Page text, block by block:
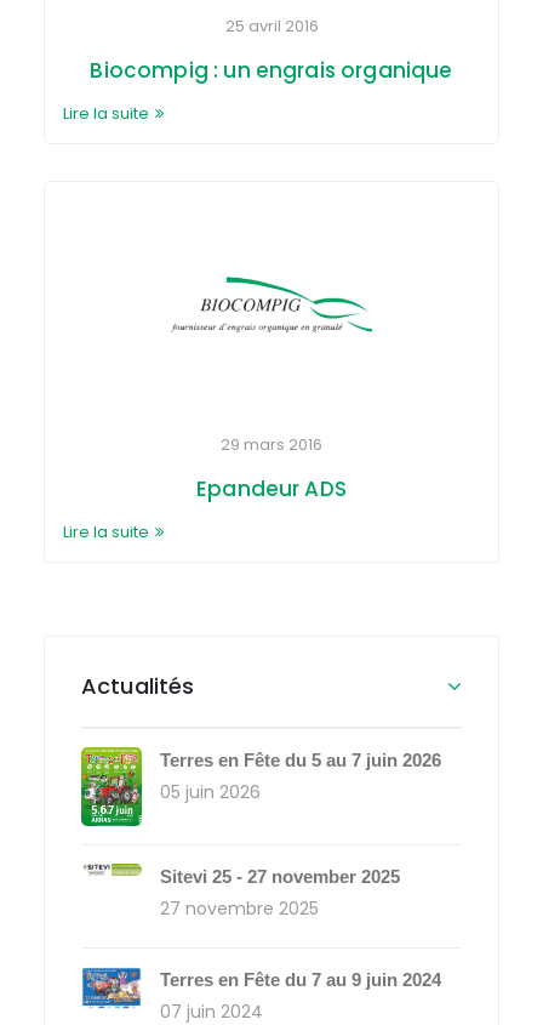
25 avril 2016
Biocompig : un engrais organique
Lire la suite
29 mars 2016
Epandeur ADS
Lire la suite
Actualités
Terres en Fête du 5 au 7 juin 2026
05 juin 2026
Sitevi 25 - 27 november 2025
27 novembre 2025
Terres en Fête du 7 au 9 juin 2024
07 juin 2024